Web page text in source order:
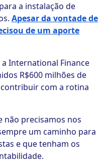
a instalação de
Apesar da vontade de
de um aporte
International Finance
R$600 milhões de
com a rotina
não precisamos nos
um caminho para
e que tenham os